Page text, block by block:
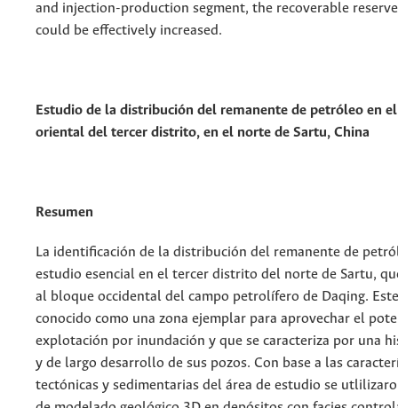
and injection-production segment, the recoverable
could be effectively increased.
Estudio de la distribución del remanente de petróleo en
oriental del tercer distrito, en el norte de Sartu, China
Resumen
La identificación de la distribución del remanente de
estudio esencial en el tercer distrito del norte de Sartu,
al bloque occidental del campo petrolífero de Daqing.
conocido como una zona ejemplar para aprovechar el
explotación por inundación y que se caracteriza por una
y de largo desarrollo de sus pozos. Con base a las
tectónicas y sedimentarias del área de estudio se